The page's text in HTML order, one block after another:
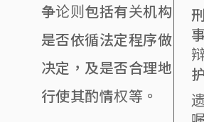
争论则包括有关机构
是否依循法定程序做
决定，及是否合理地
行使其酌情权等。
刑
护
遗